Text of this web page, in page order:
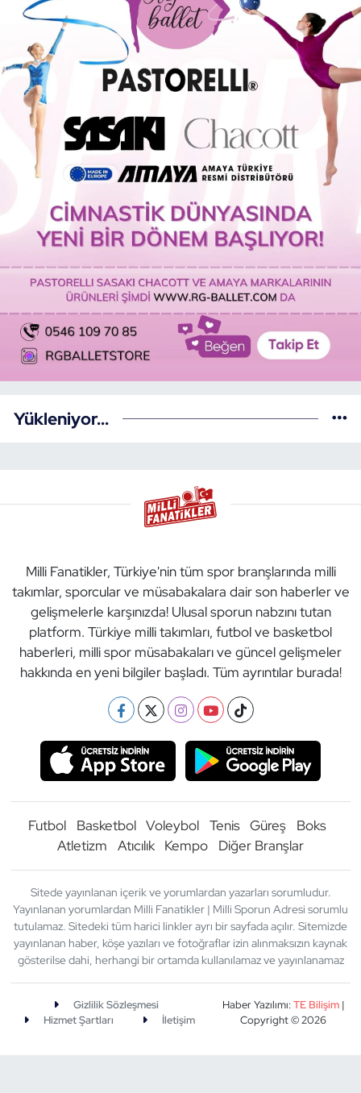
Yükleniyor...
Milli Fanatikler, Türkiye'nin tüm spor branşlarında milli
takımlar, sporcular ve müsabakalara dair son haberler ve
gelişmelerle karşınızda! Ulusal sporun nabzını tutan
platform. Türkiye milli takımları, futbol ve basketbol
haberleri, milli spor müsabakaları ve güncel gelişmeler
hakkında en yeni bilgiler başladı. Tüm ayrıntılar burada!
Futbol Basketbol Voleybol Tenis Güreş
Boks
Atletizm
Atıcılık Kempo Diğer Branşlar
Sitede yayınlanan içerik ve yorumlardan yazarları sorumludur.
Yayınlanan yorumlardan Milli Fanatikler | Milli Sporun Adresi sorumlu
tutulamaz. Sitedeki tüm harici linkler ayrı bir sayfada açılır. Sitemizde
yayınlanan haber, köşe yazıları ve fotoğraflar izin alınmaksızın kaynak
gösterilse dahi, herhangi bir ortamda kullanılamaz ve yayınlanamaz
Gizlilik Sözleşmesi
Hizmet Şartları
İletişim
Haber Yazılımı:TE Bilişim|
Copyright © 2026